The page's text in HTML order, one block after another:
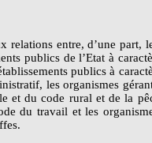
entre, d’une part,
publics de l’Etat à
publics à
les organismes
et du code rural et de la
du travail et les